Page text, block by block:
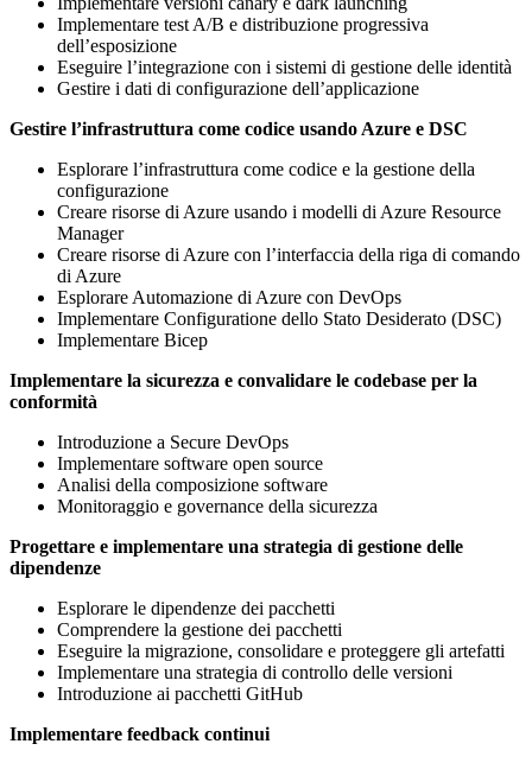
Implementare test A/B e distribuzione progressiva
dell’esposizione
Eseguire l’integrazione con i sistemi di gestione delle identità
Gestire i dati di configurazione dell’applicazione
Gestire l’infrastruttura come codice usando Azure e DSC
Esplorare l’infrastruttura come codice e la gestione della
configurazione
Creare risorse di Azure usando i modelli di Azure Resource
Manager
Creare risorse di Azure con l’interfaccia della riga di comando
di Azure
Esplorare Automazione di Azure con DevOps
Implementare Configuratione dello Stato Desiderato (DSC)
Implementare Bicep
Implementare la sicurezza e convalidare le codebase per la
conformità
Introduzione a Secure DevOps
Implementare software open source
Analisi della composizione software
Monitoraggio e governance della sicurezza
Progettare e implementare una strategia di gestione delle
dipendenze
Esplorare le dipendenze dei pacchetti
Comprendere la gestione dei pacchetti
Eseguire la migrazione, consolidare e proteggere gli artefatti
Implementare una strategia di controllo delle versioni
Introduzione ai pacchetti GitHub
Implementare feedback continui